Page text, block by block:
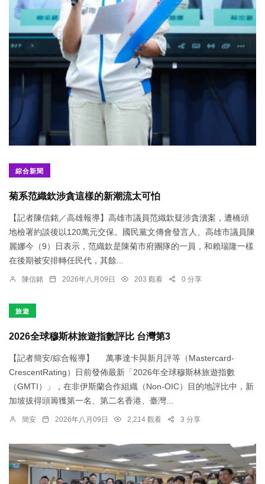
綜合新聞
菊系范織欽涉貪這樣的新潮流太可怕
【記者陳信銘／高雄報導】高雄市議員范織欽疑涉貪瀆案，遭橋頭
地檢署約談後以120萬元交保。國民黨文傳會發言人、高雄市議員陳
麗娜今（9）日表示，范織欽是陳菊市府團隊的一員，和賴瑞隆一樣
在後期被安排轉任民代，其餘...
陳信銘 2026年八月09日 203 觀看 0 分享
旅遊
2026全球穆斯林旅遊指數評比 台灣第3
【記者簡安/綜合報導】 萬事達卡與新月評等（Mastercard-
CrescentRating）日前發佈最新「2026年全球穆斯林旅遊指數
（GMTI）」，在非伊斯蘭合作組織（Non-OIC）目的地評比中，新
加坡拔得頭籌獲第一名、第二名香港、臺灣...
簡安 2026年八月09日 2,214 觀看 3 分享